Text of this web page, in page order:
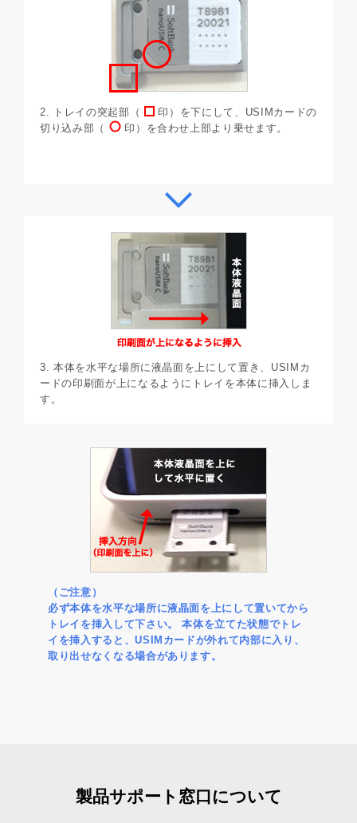
2. トレイの突起部（
印）を下にして、USIMカードの
切り込み部（
印）を合わせ上部より乗せます。
3. 本体を水平な場所に液晶面を上にして置き、USIMカ
ードの印刷面が上になるようにトレイを本体に挿入しま
す。
（ご注意）
必ず本体を水平な場所に液晶面を上にして置いてから
トレイを挿入して下さい。 本体を立てた状態でトレ
イを挿入すると、USIMカードが外れて内部に入り、
取り出せなくなる場合があります。
製品サポート窓口について